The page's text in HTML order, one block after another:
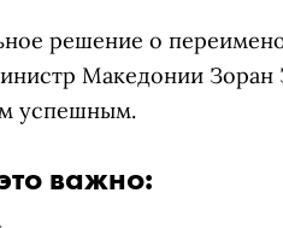
решение о
Македонии Зоран
успешным.
важно: